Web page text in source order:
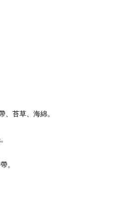
、苔草、海綿。
。